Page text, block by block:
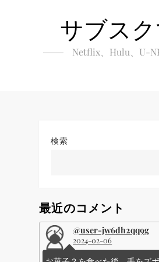
サブス
Netflix、Hulu、U-
検索
最近のコメント
@user-jw6dh2qq9g
2024-02-06